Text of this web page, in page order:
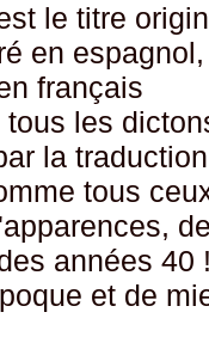
le titre
en
français
les
la
tous
années
et de